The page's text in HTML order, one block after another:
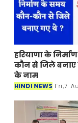
हरियाणा के
कौन से जिले बनाए
के नाम
HINDI NEWS Fri,7